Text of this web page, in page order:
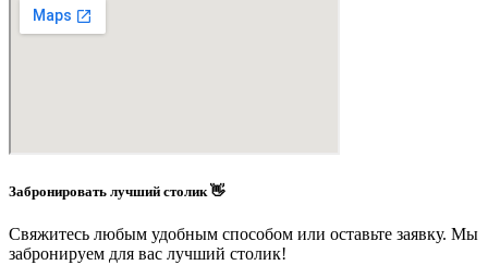
Забронировать лучший столик 👋
Свяжитесь любым удобным способом или оставьте заявку. Мы
забронируем для вас лучший столик!